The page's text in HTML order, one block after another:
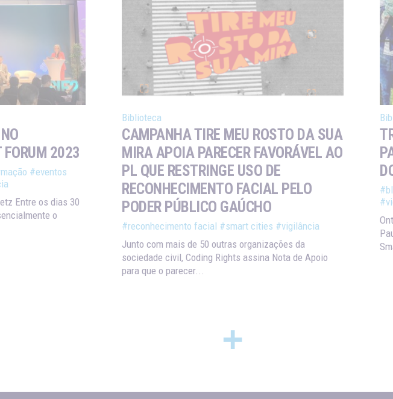
FORUM 2023
#eventos
Entre os dias 30
o
Biblioteca
CAMPANHA TIRE MEU ROSTO DA SUA
MIRA APOIA PARECER FAVORÁVEL AO
PL QUE RESTRINGE USO DE
RECONHECIMENTO FACIAL PELO
PODER PÚBLICO GAÚCHO
#reconhecimento facial #smart cities #vigilância
Junto com mais de 50 outras organizações da
sociedade civil, Coding Rights assina Nota de Apoio
para que o parecer...
+